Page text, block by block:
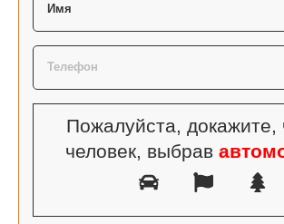
Пожалуйста, докажите,
человек, выбрав